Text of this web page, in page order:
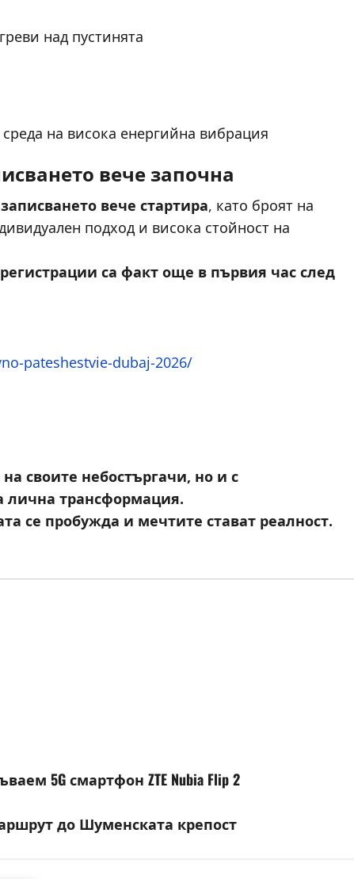
над пустинята
на висока енергийна вибрация
вече започна
записването вече стартира, като броят на
подход и висока стойност на
са факт още в първия час след
pateshestvie-dubaj-2026/
своите небостъргачи, но и с
лична трансформация.
се пробужда и мечтите стават реалност.
5G смартфон ZTE Nubia Flip 2
до Шуменската крепост